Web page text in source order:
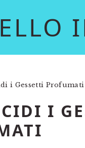
i Gessetti Profumati
I